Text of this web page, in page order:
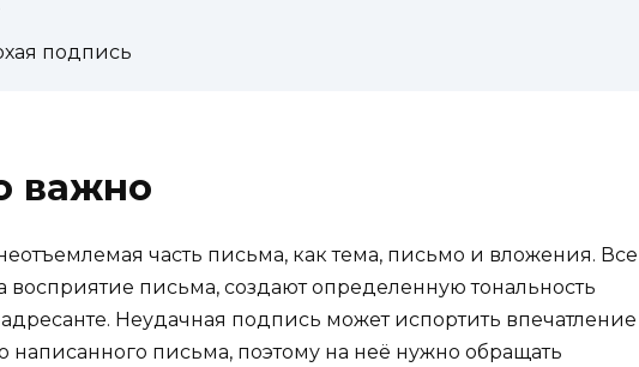
подпись
важно
часть письма, как тема, письмо и вложения. Все
восприятие письма, создают определенную тональность
Неудачная подпись может испортить впечатление
написанного письма, поэтому на неё нужно обращать